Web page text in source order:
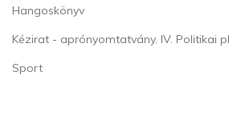
Hangoskönyv
Kézirat - aprónyomtatvány. IV. Politikai
Sport